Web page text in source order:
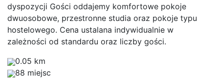
dyspozycji Gości oddajemy komfortowe pokoje
dwuosobowe, przestronne studia oraz pokoje typu
hostelowego. Cena ustalana indywidualnie w
zależności od standardu oraz liczby gości.
0.05 km
88 miejsc